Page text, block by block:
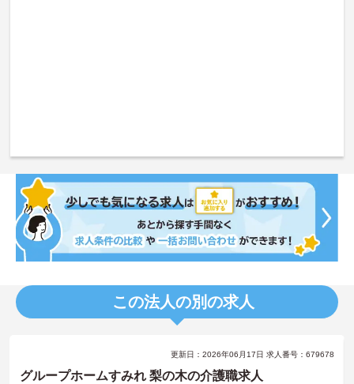
この法人の別の求人
更新日：2026年06月17日 求人番号：679678
グループホームすみれ 梨の木の介護職求人